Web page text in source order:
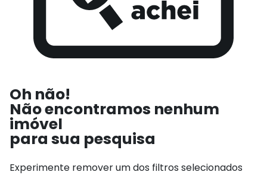
Oh não!
Não encontramos nenhum
imóvel
para sua pesquisa
Experimente remover um dos filtros selecionados